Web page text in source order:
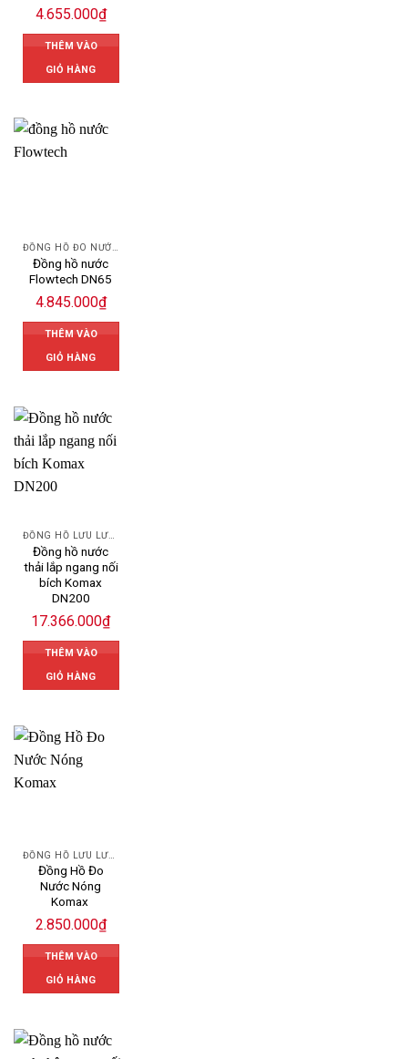
4.655.000₫
THÊM VÀO
GIỎ HÀNG
ĐỒNG HỒ ĐO NƯỚC FLOWTECH
Đồng hồ nước
Flowtech DN65
4.845.000₫
THÊM VÀO
GIỎ HÀNG
ĐỒNG HỒ LƯU LƯỢNG NƯỚC KOMAX
Đồng hồ nước
thải lắp ngang nối
bích Komax
DN200
17.366.000₫
THÊM VÀO
GIỎ HÀNG
ĐỒNG HỒ LƯU LƯỢNG NƯỚC KOMAX
Đồng Hồ Đo
Nước Nóng
Komax
2.850.000₫
THÊM VÀO
GIỎ HÀNG